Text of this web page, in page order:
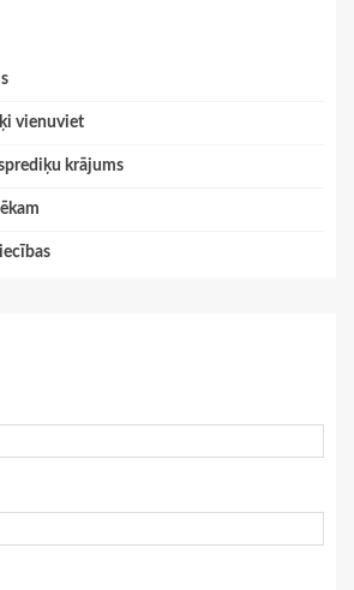
vienuviet
krājums